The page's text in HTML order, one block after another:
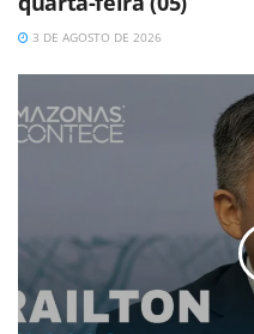
3 DE AGOSTO DE 2026